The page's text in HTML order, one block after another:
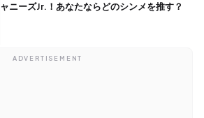
ャニーズJr.！あなたならどのシンメを推す？
ADVERTISEMENT